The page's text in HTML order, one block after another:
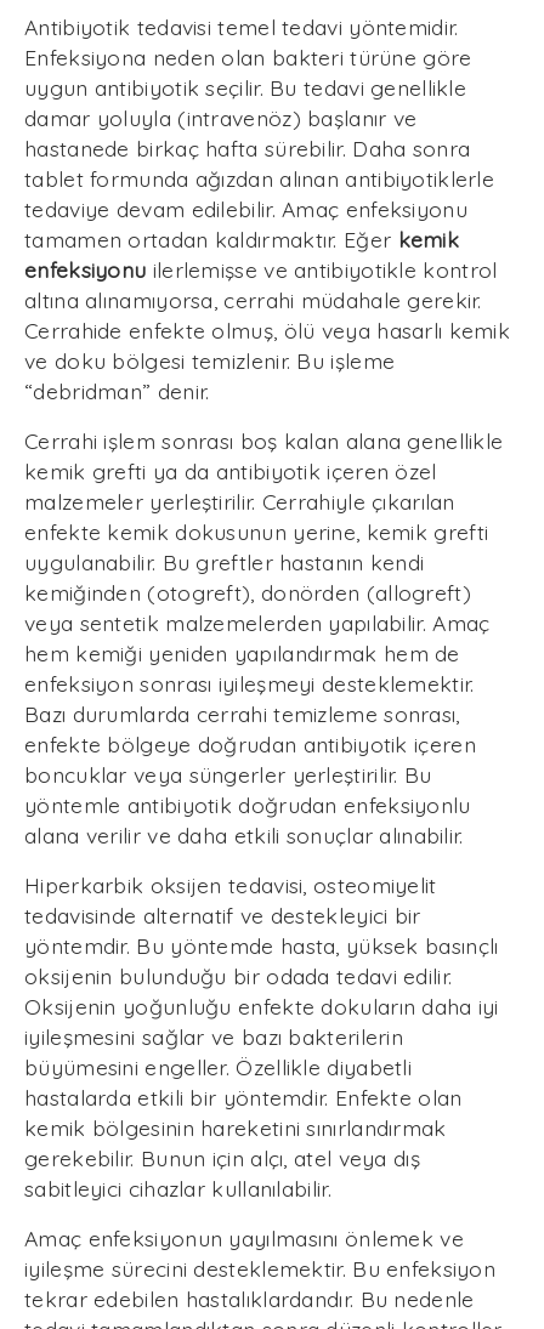
Antibiyotik tedavisi temel tedavi yöntemidir.
Enfeksiyona neden olan bakteri türüne göre
uygun antibiyotik seçilir. Bu tedavi genellikle
damar yoluyla (intravenöz) başlanır ve
hastanede birkaç hafta sürebilir. Daha sonra
tablet formunda ağızdan alınan antibiyotiklerle
tedaviye devam edilebilir. Amaç enfeksiyonu
tamamen ortadan kaldırmaktır. Eğer kemik
enfeksiyonu ilerlemişse ve antibiyotikle kontrol
altına alınamıyorsa, cerrahi müdahale gerekir.
Cerrahide enfekte olmuş, ölü veya hasarlı kemik
ve doku bölgesi temizlenir. Bu işleme
“debridman” denir.
Cerrahi işlem sonrası boş kalan alana genellikle
kemik grefti ya da antibiyotik içeren özel
malzemeler yerleştirilir. Cerrahiyle çıkarılan
enfekte kemik dokusunun yerine, kemik grefti
uygulanabilir. Bu greftler hastanın kendi
kemiğinden (otogreft), donörden (allogreft)
veya sentetik malzemelerden yapılabilir. Amaç
hem kemiği yeniden yapılandırmak hem de
enfeksiyon sonrası iyileşmeyi desteklemektir.
Bazı durumlarda cerrahi temizleme sonrası,
enfekte bölgeye doğrudan antibiyotik içeren
boncuklar veya süngerler yerleştirilir. Bu
yöntemle antibiyotik doğrudan enfeksiyonlu
alana verilir ve daha etkili sonuçlar alınabilir.
Hiperkarbik oksijen tedavisi, osteomiyelit
tedavisinde alternatif ve destekleyici bir
yöntemdir. Bu yöntemde hasta, yüksek basınçlı
oksijenin bulunduğu bir odada tedavi edilir.
Oksijenin yoğunluğu enfekte dokuların daha iyi
iyileşmesini sağlar ve bazı bakterilerin
büyümesini engeller. Özellikle diyabetli
hastalarda etkili bir yöntemdir. Enfekte olan
kemik bölgesinin hareketini sınırlandırmak
gerekebilir. Bunun için alçı, atel veya dış
sabitleyici cihazlar kullanılabilir.
Amaç enfeksiyonun yayılmasını önlemek ve
iyileşme sürecini desteklemektir. Bu enfeksiyon
tekrar edebilen hastalıklardandır. Bu nedenle